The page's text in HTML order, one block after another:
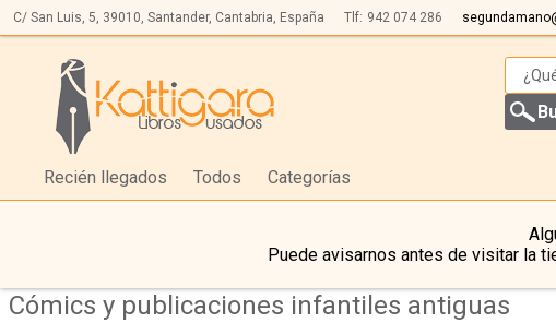
C/ San Luis, 5, 39010, Santander, Cantabria, España Tlf: 942 074 286
Recién llegados Todos Categorías
Puede avisarnos antes de visitar la
Cómics y publicaciones infantiles antiguas